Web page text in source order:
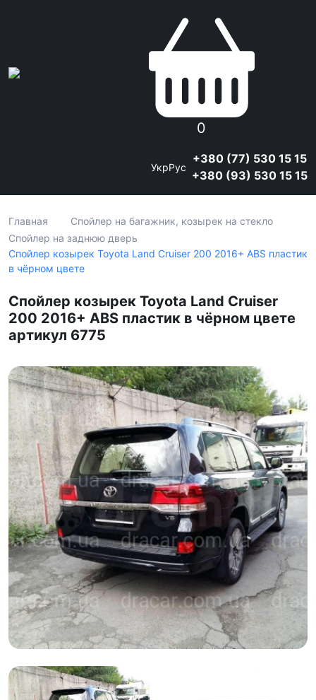
0
УкрРус
+380 (77) 530 15 15
+380 (93) 530 15 15
Главная
Спойлер на багажник, козырек на стекло
Спойлер на заднюю дверь
Спойлер козырек Toyota Land Cruiser 200 2016+ ABS пластик
в чёрном цвете
Спойлер козырек Toyota Land Cruiser
200 2016+ ABS пластик в чёрном цвете
артикул 6775